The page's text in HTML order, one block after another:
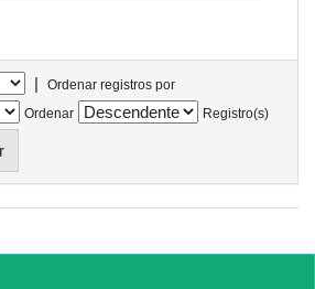
|
Ordenar registros por
Ordenar
Registro(s)